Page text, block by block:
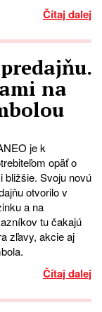
Čítaj dalej
na
je k
opäť o
bližšie. Svoju novú
otvorilo v
a na
tu čakajú
zľavy, akcie aj
Čítaj dalej